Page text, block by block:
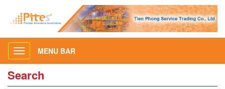
Toggle
navigation
MENU BAR
Search